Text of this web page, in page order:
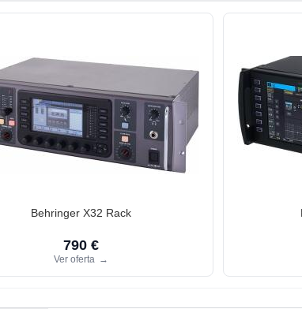
Behringer X32 Rack
790 €
Ver oferta →